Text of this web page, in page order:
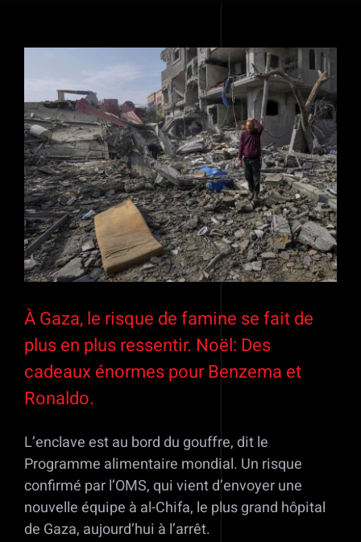
l'image
agrandie
À Gaza, le risque de famine se fait de
plus en plus ressentir. Noël: Des
cadeaux énormes pour Benzema et
Ronaldo.
L’enclave est au bord du gouffre, dit le
Programme alimentaire mondial. Un risque
confirmé par l’OMS, qui vient d’envoyer une
nouvelle équipe à al-Chifa, le plus grand hôpital
de Gaza, aujourd’hui à l’arrêt.